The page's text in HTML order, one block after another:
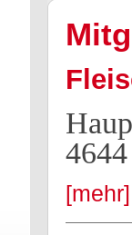
[mehr]